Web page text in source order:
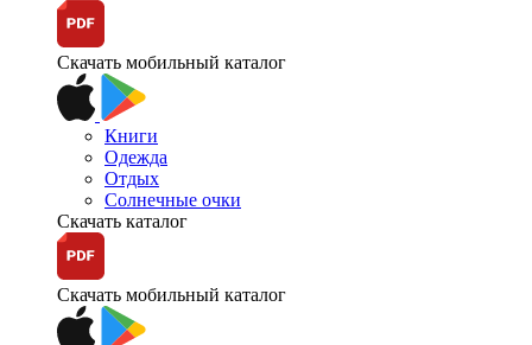
Скачать мобильный каталог
Книги
Одежда
Отдых
Солнечные очки
Скачать каталог
Скачать мобильный каталог